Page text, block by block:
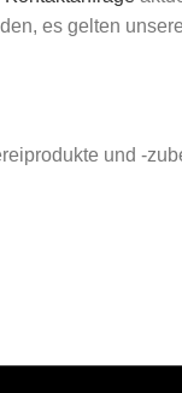
es gelten
und -